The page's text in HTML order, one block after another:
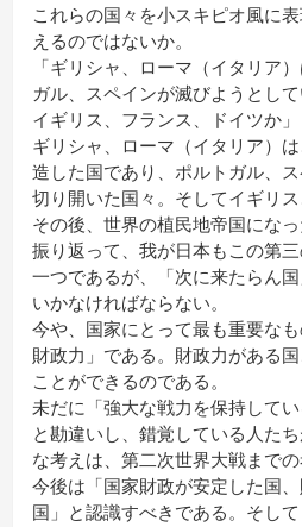
これらの国々を小スキピオ風に
えるのではないか。
「ギリシャ、ローマ（イタリア
ガル、スペインが滅びようとし
イギリス、フランス、ドイツか」
ギリシャ、ローマ（イタリア）
造した国であり、ポルトガル、
切り開いた国々。そしてイギリス
その後、世界の植民地帝国になっ
振り返って、我が日本もこの第
一つであるが、「次に来たらん
いかなければならない。
今や、国家にとって最も重要な
財政力」である。財政力がある
ことができるのである。
未だに「強大な戦力を保持してい
と勘違いし、錯覚している人た
な考えは、第二次世界大戦までの
今後は「国家財政が安定した国
国」と認識すべきである。そし